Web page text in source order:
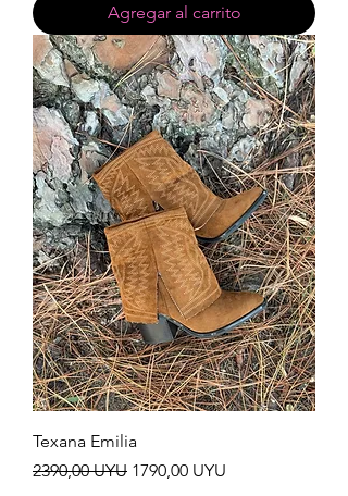
Agregar al carrito
Texana Emilia
Precio
2390,00 UYU Precio de oferta
1790,00 UYU